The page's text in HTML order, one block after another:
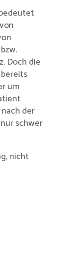
Doch die
um
der
schwer
nicht